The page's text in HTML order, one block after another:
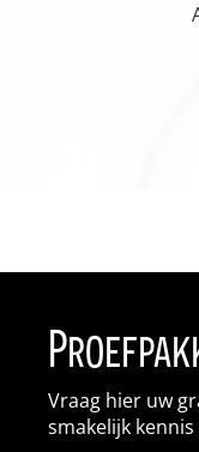
Vraag hier uw
smakelijk